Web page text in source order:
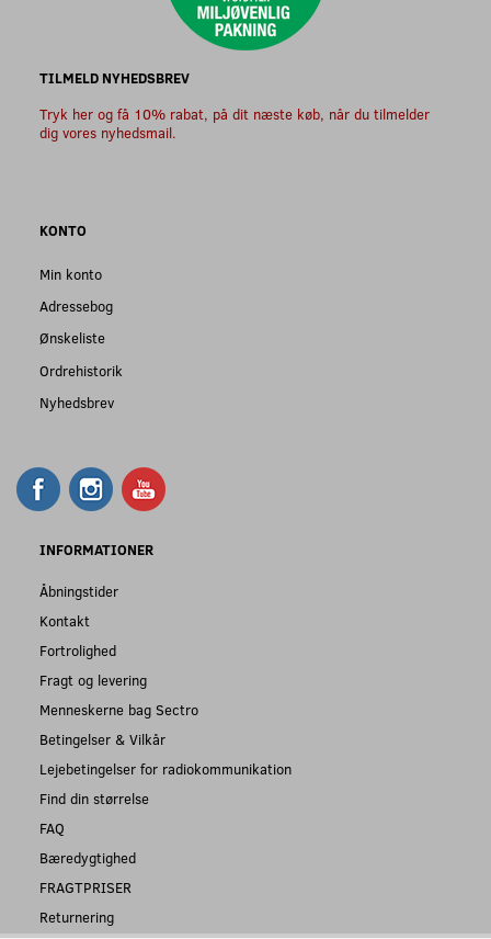
TILMELD NYHEDSBREV
Tryk her og få 10% rabat, på dit næste køb, når du tilmelder
dig vores nyhedsmail.
KONTO
Min konto
Adressebog
Ønskeliste
Ordrehistorik
Nyhedsbrev
INFORMATIONER
Åbningstider
Kontakt
Fortrolighed
Fragt og levering
Menneskerne bag Sectro
Betingelser & Vilkår
Lejebetingelser for radiokommunikation
Find din størrelse
FAQ
Bæredygtighed
FRAGTPRISER
Returnering